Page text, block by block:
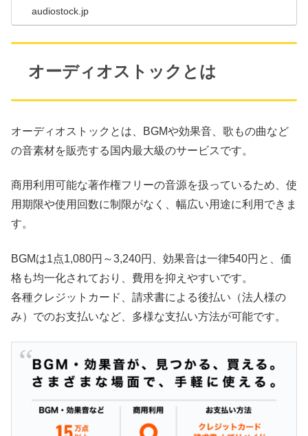
audiostock.jp
オーディオストックとは
オーディオストックとは、BGMや効果音、歌もの曲など
の音素材を販売する国内最大級のサービスです。
商用利用可能な著作権フリーの音源を扱っているため、使
用期限や使用回数に制限がなく、幅広い用途に利用できま
す。
BGMは1点1,080円～3,240円、効果音は一律540円と、価
格も均一化されており、費用を抑えやすいです。
各種クレジットカード、請求書による後払い（法人様の
み）でのお支払いなど、多様な支払い方法が可能です。